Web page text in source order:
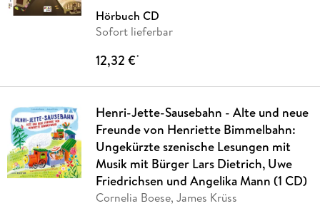
Hörbuch CD
Sofort lieferbar
12,32 €*
Henri-Jette-Sausebahn - Alte und neue
Freunde von Henriette Bimmelbahn:
Ungekürzte szenische Lesungen mit
Musik mit Bürger Lars Dietrich, Uwe
Friedrichsen und Angelika Mann (1 CD)
Cornelia Boese, James Krüss